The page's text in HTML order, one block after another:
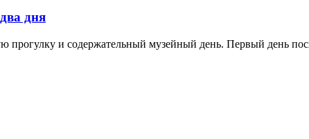
дня
прогулку и содержательный музейный день. Первый день